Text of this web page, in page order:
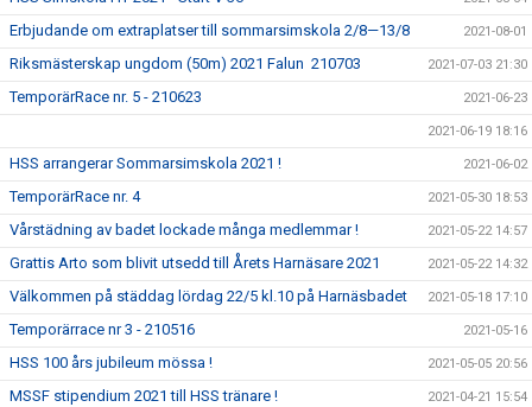
Erbjudande om extraplatser till sommarsimskola 2/8—13/8 2021-08-01
Riksmästerskap ungdom (50m) 2021 Falun 210703 2021-07-03 21:30
TemporärRace nr. 5 - 210623 2021-06-23
2021-06-19 18:16
HSS arrangerar Sommarsimskola 2021 ! 2021-06-02
TemporärRace nr. 4 2021-05-30 18:53
Vårstädning av badet lockade många medlemmar ! 2021-05-22 14:57
Grattis Arto som blivit utsedd till Årets Harnäsare 2021 2021-05-22 14:32
Välkommen på städdag lördag 22/5 kl.10 på Harnäsbadet 2021-05-18 17:10
Temporärrace nr 3 - 210516 2021-05-16
HSS 100 års jubileum mössa ! 2021-05-05 20:56
MSSF stipendium 2021 till HSS tränare ! 2021-04-21 15:54